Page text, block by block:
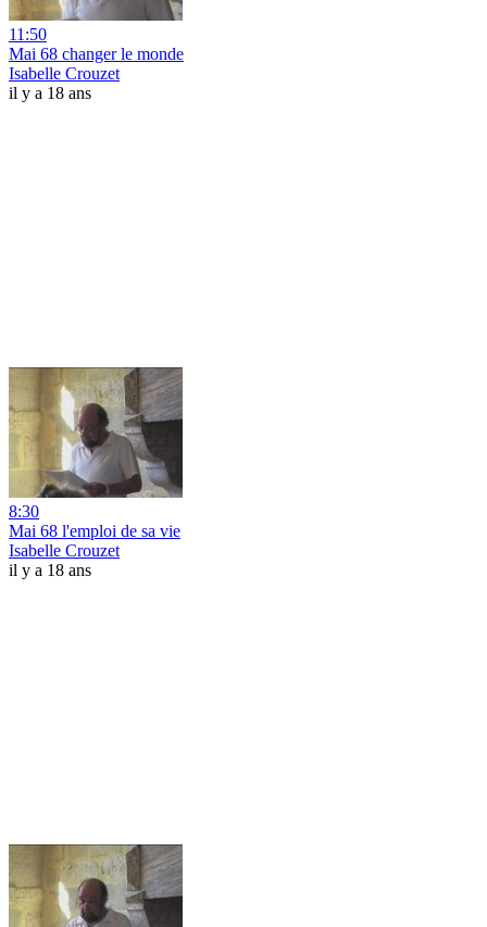
11:50
Mai 68 changer le monde
Isabelle Crouzet
il y a 18 ans
8:30
Mai 68 l'emploi de sa vie
Isabelle Crouzet
il y a 18 ans